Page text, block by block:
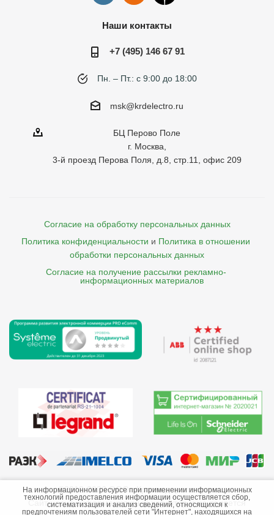
Наши контакты
+7 (495) 146 67 91
Пн. – Пт.: с 9:00 до 18:00
msk@krdelectro.ru
БЦ Перово Поле
г. Москва,
3-й проезд Перова Поля, д.8, стр.11, офис 209
Согласие на обработку персональных данных
Политика конфиденциальности и Политика в отношении
обработки персональных данных
Согласие на получение рассылки рекламно-
    информационных материалов
©2013-2026 ООО «Краснодарэлектро»
Сайт носит информационный характер и не является
На информационном ресурсе при применении информационных
технологий предоставления информации осуществляется сбор,
систематизация и анализ сведений, относящихся к
предпочтениям пользователей сети "Интернет", находящихся на